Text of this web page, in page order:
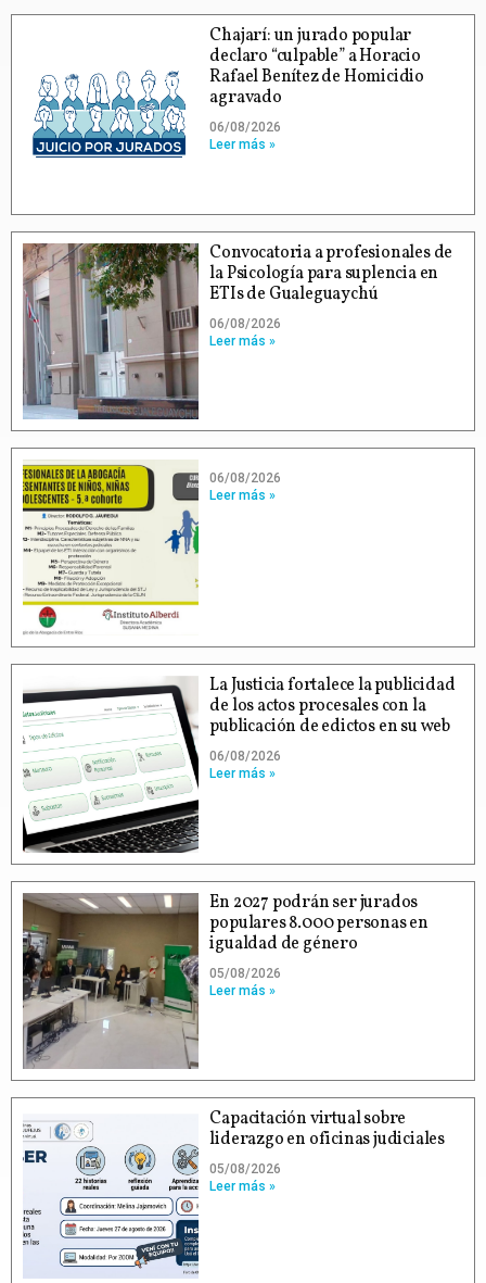
Chajarí: un jurado popular
declaro “culpable” a Horacio
Rafael Benítez de Homicidio
agravado
06/08/2026
Leer más »
Convocatoria a profesionales de
la Psicología para suplencia en
ETIs de Gualeguaychú
06/08/2026
Leer más »
06/08/2026
Leer más »
La Justicia fortalece la publicidad
de los actos procesales con la
publicación de edictos en su web
06/08/2026
Leer más »
En 2027 podrán ser jurados
populares 8.000 personas en
igualdad de género
05/08/2026
Leer más »
Capacitación virtual sobre
liderazgo en oficinas judiciales
05/08/2026
Leer más »